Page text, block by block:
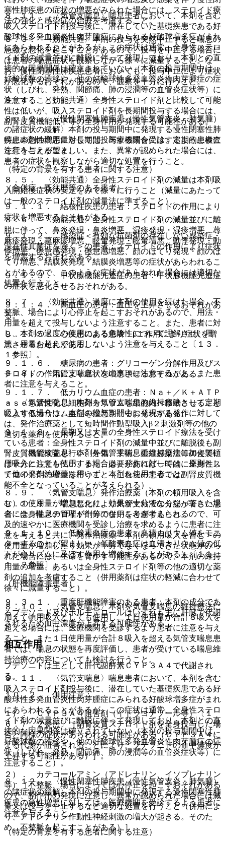
８．１１． 〈気管支喘息〉喘息患者において、本剤を含む
吸入ステロイド剤投与後に、潜在していた基礎疾患である好
酸球性多発血管炎性肉芽腫症にみられる好酸球増多症がまれ
にあらわれることがあるが、この症状は通常、全身性ステロ
イド剤の減量並びに離脱に伴って発現しており、本剤との直
接的な因果関係は確立されていない（本剤の投与期間中は、
好酸球数の推移や、他の好酸球性多発血管炎性肉芽腫症の症
状（しびれ、発熱、関節痛、肺の浸潤等の血管炎症状等）に
注意すること）。
８．１２． 〈慢性閉塞性肺疾患（慢性気管支炎・肺気腫）
の諸症状の緩解〉本剤の投与期間中に発現する慢性閉塞性肺
疾患の急性増悪に対しては、医療機関を受診するよう患者に
注意を与えること。
（特定の背景を有する患者に関する注意）
（合併症・既往歴等のある患者）
９．１．１． 結核性疾患の患者：ステロイドの作用により
症状を増悪するおそれがある。
９．１．２． 感染症＜有効な抗菌剤の存在しない感染症・
深在性真菌症を除く＞の患者：ステロイドの作用により症状
を増悪するおそれがある。
９．１．３． 甲状腺機能亢進症の患者：甲状腺機能亢進症
の症状を悪化させるおそれがある。
９．１．４． 高血圧の患者：血圧を上昇させるおそれがあ
る。
９．１．５． 心疾患のある患者：β１作用により症状を増
悪させるおそれがある。
９．１．６． 糖尿病の患者：グリコーゲン分解作用及びス
テロイドの作用により症状を増悪させるおそれがある。
９．１．７． 低カリウム血症の患者：Ｎａ＋／Ｋ＋ＡＴＰ
ａｓｅを活性化し細胞外カリウムを細胞内へ移動させること
により低カリウム血症を増悪させるおそれがある。
９．１．８． 長期又は大量の全身性ステロイド療法を受け
ている患者：全身性ステロイド剤の減量中並びに離脱後も副
腎皮質機能検査を行い、外傷、手術、重症感染症等の侵襲に
は十分に注意を払い、また、必要があれば一時的に全身性ス
テロイド剤の増量を行うこと（これらの患者では副腎皮質機
能不全となっていることが考えられる）。
９．１．９． 喘息悪化により気管支粘液の分泌が著しい患
者：全身性ステロイド剤等の併用を考慮すること。
９．１．１０． 低酸素血症の患者：血清カリウム値をモニ
ターすることが望ましい（低酸素血症は血清カリウム値の低
下が心リズムに及ぼす作用を増強することがある）〔１１．
１．２参照〕。
（肝機能障害患者）
９．３．１． 重度肝機能障害のある患者：本剤の成分であ
るブデソニド及びホルモテロールはいずれも主に肝臓で代謝
されるため血中濃度が上昇する可能性がある。
相互作用
ブデソニドは主として肝代謝酵素ＣＹＰ３Ａ４で代謝され
る。
１０．２． 併用注意：
１）． ＣＹＰ３Ａ４阻害剤（イトラコナゾール等）〔１
６．７．２参照〕［副腎皮質ステロイド剤を全身投与した場
合と同様の症状があらわれる可能性がある（ＣＹＰ３Ａ４に
よる代謝が阻害されることにより、ブデソニドの血中濃度が
上昇する可能性がある）］。
２）． カテコールアミン（アドレナリン、イソプレナリン
等）［不整脈、場合によっては心停止を起こすおそれがある
ので、副作用の発現に注意し、異常が認められた場合には減
量又は投与を中止するなど適切な処置を行うこと（併用によ
り、アドレナリン作動性神経刺激の増大が起きる。そのた
め、不整脈を起こすことがある）］。
塞性肺疾患の症状の増悪がみられた場合には、ステロイド療
法の強化と感染症の治療を考慮すること。
８．３． 〈効能共通〉本剤の投与を突然中止すると喘息の
急激な悪化を起こすことがあるので、投与を中止する場合に
は患者の喘息症状を観察しながら徐々に減量すること。な
お、慢性閉塞性肺疾患患者においても、投与中止により症状
が悪化するおそれがあるので、観察を十分に行うこと。
８．４． 〈効能共通〉全身性ステロイド剤と比較して可能
性は低いが、吸入ステロイド剤を長期間投与する場合には、
副腎皮質機能低下等の全身作用が発現する可能性がある。
特に本剤の高用量を長期間投与する場合には、定期的に検査
を行うことが望ましい。また、異常が認められた場合には、
患者の症状を観察しながら適切な処置を行うこと。
８．５． 〈効能共通〉全身性ステロイド剤の減量は本剤吸
入開始後症状の安定をみて徐々に行うこと（減量にあたって
は一般のステロイド剤の減量法に準ずること）。
８．６． 〈効能共通〉全身性ステロイド剤の減量並びに離
脱に伴って、鼻炎発現・鼻炎増悪、湿疹発現・湿疹増悪、蕁
麻疹発現・蕁麻疹増悪、眩暈発現・眩暈増悪、動悸発現・動
悸増悪、倦怠感発現・倦怠感増悪、顔のほてり発現・顔のほ
てり増悪、結膜炎発現・結膜炎増悪等の症状があらわれるこ
とがあるので、このような症状があらわれた場合には適切な
処置を行うこと。
８．７． 〈効能共通〉過度に本剤の使用を続けた場合、不
整脈、場合により心停止を起こすおそれがあるので、用法・
用量を超えて投与しないよう注意すること。また、患者に対
し、本剤の過度の使用による危険性について理解させ、用
法・用量を超えて使用しないよう注意を与えること〔１３．
１参照〕。
８．８． 〈気管支喘息〉次の事項に注意すること。また患
者に注意を与えること。
・ 〈気管支喘息〉本剤を気管支喘息の維持療法として定期
吸入する場合は、本剤の投与期間中に発現する発作に対して
は、発作治療薬として短時間作動型吸入β２刺激剤等の他の
適切な薬剤を使用すること。
・ 〈気管支喘息〉本剤を気管支喘息の維持療法に加えて頓
用吸入としても使用する場合は、発作に対しては、原則とし
て他の発作治療薬は用いず、本剤を使用すること。
８．９． 〈気管支喘息〉発作治療薬（本剤の頓用吸入を含
む）の使用量が増加したり、効果が十分でなくなってきた場
合には、喘息の管理が十分でないことが考えられるので、可
及的速やかに医療機関を受診し治療を求めるように患者に注
意を与えると共に、発作治療薬＜本剤の頓用吸入を含む＞の
使用量が増加したり効果が十分でなくなってきた状態がみら
れた場合には、生命を脅かす可能性があるので、本剤の維持
用量の増量、あるいは全身性ステロイド剤等の他の適切な薬
剤の追加を考慮すること（併用薬剤は症状の軽減に合わせて
徐々に減量すること）。
８．１０． 〈気管支喘息〉本剤を気管支喘息の維持療法に
加えて頓用吸入としても使用し、１日使用量が合計８吸入を
超える場合には、医療機関を受診するよう患者に注意を与え
ること。また１日使用量が合計８吸入を超える気管支喘息患
者では、喘息の状態を再度評価し、患者が受けている喘息維
持治療の内容についても検討を行うこと。
８．１１． 〈気管支喘息〉喘息患者において、本剤を含む
吸入ステロイド剤投与後に、潜在していた基礎疾患である好
酸球性多発血管炎性肉芽腫症にみられる好酸球増多症がまれ
にあらわれることがあるが、この症状は通常、全身性ステロ
イド剤の減量並びに離脱に伴って発現しており、本剤との直
接的な因果関係は確立されていない（本剤の投与期間中は、
好酸球数の推移や、他の好酸球性多発血管炎性肉芽腫症の症
状（しびれ、発熱、関節痛、肺の浸潤等の血管炎症状等）に
注意すること）。
８．１２． 〈慢性閉塞性肺疾患（慢性気管支炎・肺気腫）
の諸症状の緩解〉本剤の投与期間中に発現する慢性閉塞性肺
疾患の急性増悪に対しては、医療機関を受診するよう患者に
注意を与えること。
（特定の背景を有する患者に関する注意）